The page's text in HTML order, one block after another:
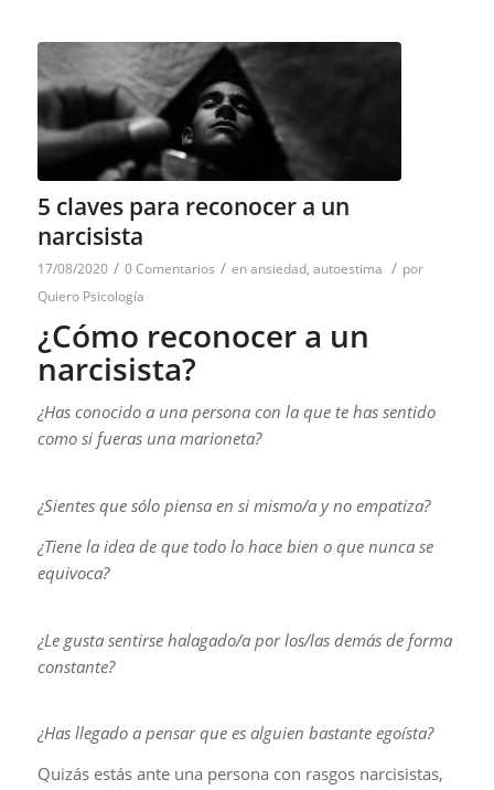
5 claves para reconocer a un
narcisista
17/08/2020 / 0 Comentarios / enansiedad, autoestima / por
Quiero Psicología
¿Cómo reconocer a un
narcisista?
¿Has conocido a una persona con la que te has sentido
como si fueras una marioneta?
¿Sientes que sólo piensa en si mismo/a y no empatiza?
¿Tiene la idea de que todo lo hace bien o que nunca se
equivoca?
¿Le gusta sentirse halagado/a por los/las demás de forma
constante?
¿Has llegado a pensar que es alguien bastante egoísta?
Quizás estás ante una persona con rasgos narcisistas,